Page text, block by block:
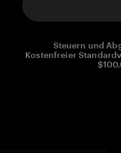
Steuern und
Kostenfreier